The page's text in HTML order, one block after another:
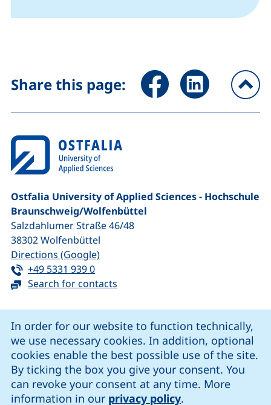
In order for our website to function technically,
we use necessary cookies. In addition, optional
cookies enable the best possible use of the site.
By ticking the box you give your consent. You
can revoke your consent at any time. More
information in our privacy policy.
Share this page: Share page via Facebook
Share page via
Ostfalia University of Applied Sciences - Hochschule
Braunschweig/​Wolfenbüttel
Salzdahlumer Straße 46/48
38302Wolfenbüttel
Directions (Google)(external link, opens in a new
Tel:
+49 5331 939 0(starts a telephone call, if your device
Search for contacts
our Facebook page (external link, opens in a new
our LinkedIn page (external link, opens in a new
our Instagram page (external link, opens
our YouTube page (external link,
Cookie settings